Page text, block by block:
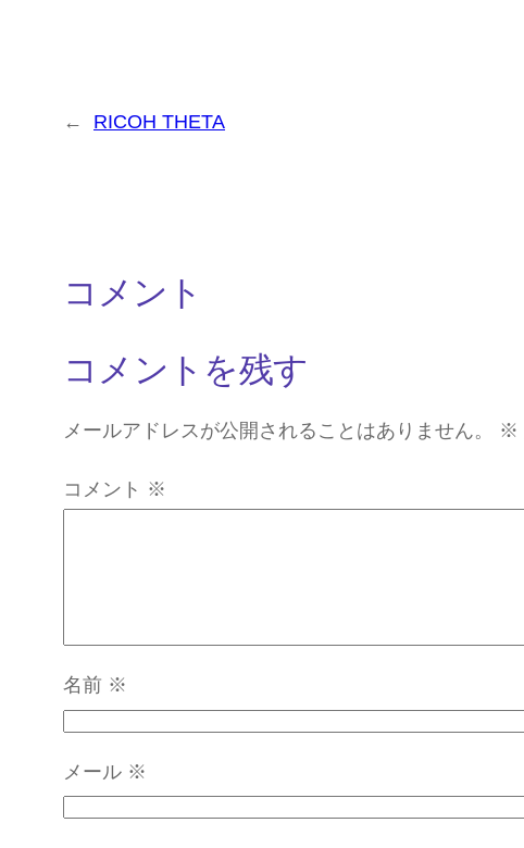
← RICOH THETA
コメント
コメントを残す
メールアドレスが公開されることはありません。 ※
コメント ※
名前 ※
メール ※